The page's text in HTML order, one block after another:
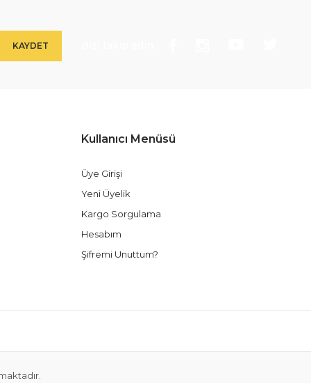
KAYDET
Kullanıcı Menüsü
Üye Girişi
Yeni Üyelik
Kargo Sorgulama
Hesabım
Şifremi Unuttum?